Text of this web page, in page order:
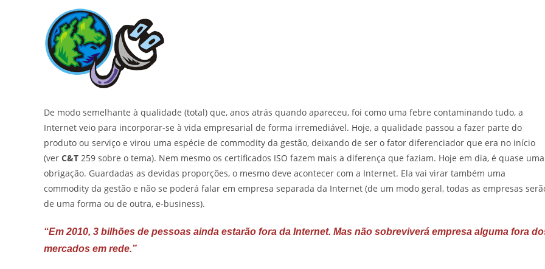
De modo semelhante à qualidade (total) que, anos atrás quando apareceu, foi como uma febre contaminando tudo, a
Internet veio para incorporar-se à vida empresarial de forma irremediável. Hoje, a qualidade passou a fazer parte do
produto ou serviço e virou uma espécie de commodity da gestão, deixando de ser o fator diferenciador que era no início
(ver C&T 259 sobre o tema). Nem mesmo os certificados ISO fazem mais a diferença que faziam. Hoje em dia, é quase uma
obrigação. Guardadas as devidas proporções, o mesmo deve acontecer com a Internet. Ela vai virar também uma
commodity da gestão e não se poderá falar em empresa separada da Internet (de um modo geral, todas as empresas
de uma forma ou de outra, e-business).
“Em 2010, 3 bilhões de pessoas ainda estarão fora da Internet. Mas não sobreviverá empresa alguma fora
mercados em rede.”